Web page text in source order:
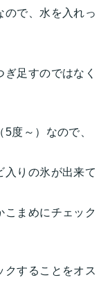
ので、水を入れっ
足すのではなく
度～）なので、
入りの氷が出来て
こまめにチェック
クすることをオス